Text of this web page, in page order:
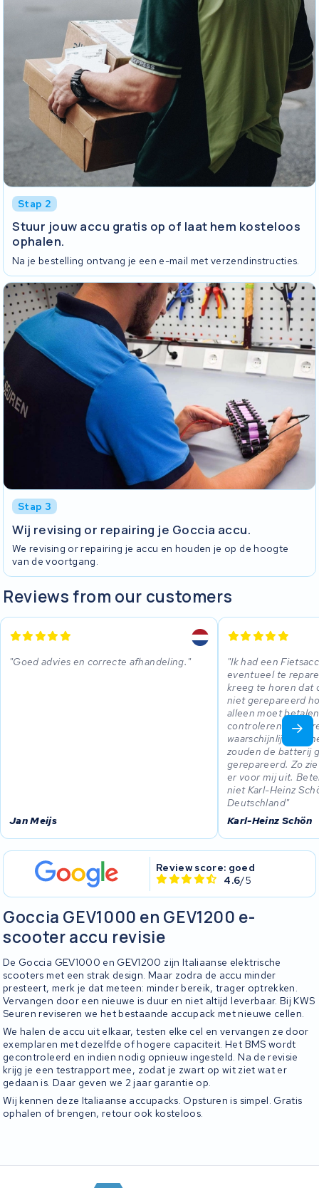
Stap 2
Stuur jouw accu gratis op of laat hem kosteloos
ophalen.
Na je bestelling ontvang je een e-mail met verzendinstructies.
Stap 3
Wij revising or repairing je Goccia accu.
We revising or repairing je accu en houden je op de hoogte
van de voortgang.
Reviews from our customers
Goed advies en correcte afhandeling.
Jan Meijs
Ik had een
eventueel te
kreeg te horen dat
niet gerepareerd
alleen moet
controleren.
waarschijnlijk niet
zouden de batterij
gerepareerd. Zo
er voor mij uit.
niet Karl-Heinz
Deutschland
Karl-Heinz Schön
Review score: goed
4.6/5
Goccia GEV1000 en GEV1200 e-
scooter accu revisie
De Goccia GEV1000 en GEV1200 zijn Italiaanse elektrische
scooters met een strak design. Maar zodra de accu minder
presteert, merk je dat meteen: minder bereik, trager optrekken.
Vervangen door een nieuwe is duur en niet altijd leverbaar. Bij KWS
Seuren reviseren we het bestaande accupack met nieuwe cellen.
We halen de accu uit elkaar, testen elke cel en vervangen ze door
exemplaren met dezelfde of hogere capaciteit. Het BMS wordt
gecontroleerd en indien nodig opnieuw ingesteld. Na de revisie
krijg je een testrapport mee, zodat je zwart op wit ziet wat er
gedaan is. Daar geven we 2 jaar garantie op.
Wij kennen deze Italiaanse accupacks. Opsturen is simpel. Gratis
ophalen of brengen, retour ook kosteloos.